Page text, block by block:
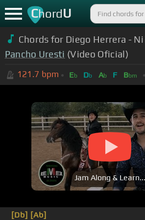
ChordU
Chords for Diego Herrera -
Pancho Uresti (Video Oficial)
121.7 bpm Eb Db Ab F Bbm
Jam Along & Learn...
[Db] [Ab]